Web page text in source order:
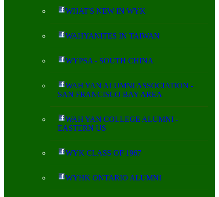
WHAT'S NEW IN WYK
WAHYANITES IN TAIWAN
WYPSA - SOUTH CHINA
WAH YAN ALUMNI ASSOCIATION -
SAN FRANCISCO BAY AREA
WAH YAN COLLEGE ALUMNI -
EASTERN US
WYK CLASS OF 1967
WYHK ONTARIO ALUMNI